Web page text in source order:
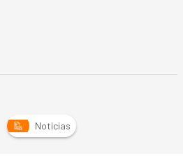
Noticias